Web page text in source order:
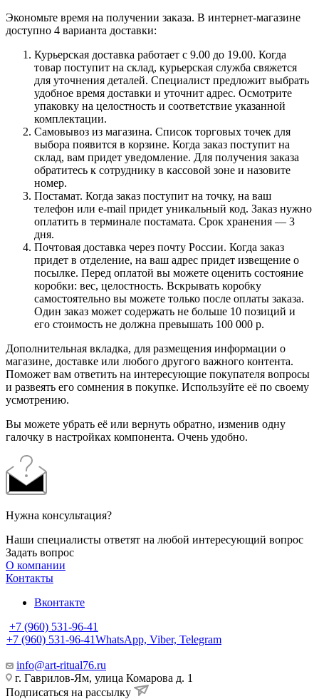
Экономьте время на получении заказа. В интернет-магазине
доступно 4 варианта доставки:
Курьерская доставка работает с 9.00 до 19.00. Когда
товар поступит на склад, курьерская служба свяжется
для уточнения деталей. Специалист предложит выбрать
удобное время доставки и уточнит адрес. Осмотрите
упаковку на целостность и соответствие указанной
комплектации.
Самовывоз из магазина. Список торговых точек для
выбора появится в корзине. Когда заказ поступит на
склад, вам придет уведомление. Для получения заказа
обратитесь к сотруднику в кассовой зоне и назовите
номер.
Постамат. Когда заказ поступит на точку, на ваш
телефон или e-mail придет уникальный код. Заказ нужно
оплатить в терминале постамата. Срок хранения — 3
дня.
Почтовая доставка через почту России. Когда заказ
придет в отделение, на ваш адрес придет извещение о
посылке. Перед оплатой вы можете оценить состояние
коробки: вес, целостность. Вскрывать коробку
самостоятельно вы можете только после оплаты заказа.
Один заказ может содержать не больше 10 позиций и
его стоимость не должна превышать 100 000 р.
Дополнительная вкладка, для размещения информации о
магазине, доставке или любого другого важного контента.
Поможет вам ответить на интересующие покупателя вопросы
и развеять его сомнения в покупке. Используйте её по своему
усмотрению.
Вы можете убрать её или вернуть обратно, изменив одну
галочку в настройках компонента. Очень удобно.
Нужна консультация?
Наши специалисты ответят на любой интересующий вопрос
Задать вопрос
О компании
Контакты
Вконтакте
+7 (960) 531-96-41
+7 (960) 531-96-41WhatsApp, Viber, Telegram
info@art-ritual76.ru
г. Гаврилов-Ям, улица Комарова д. 1
Подписаться на рассылку